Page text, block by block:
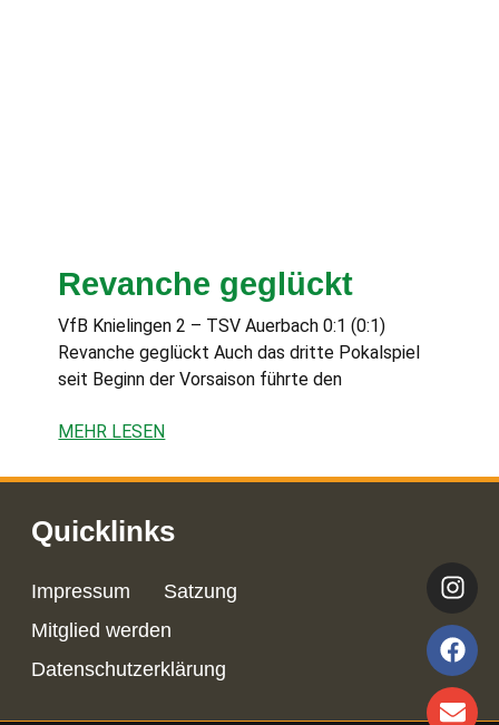
Revanche geglückt
VfB Knielingen 2 – TSV Auerbach 0:1 (0:1)
Revanche geglückt Auch das dritte Pokalspiel
seit Beginn der Vorsaison führte den
MEHR LESEN
Quicklinks
Impressum
Satzung
Mitglied werden
Datenschutzerklärung